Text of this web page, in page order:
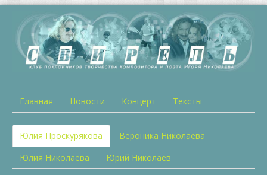
Главная Новости Концерт Тексты
Юлия Проскурякова
Вероника Николаева
Юлия Николаева
Юрий Николаев